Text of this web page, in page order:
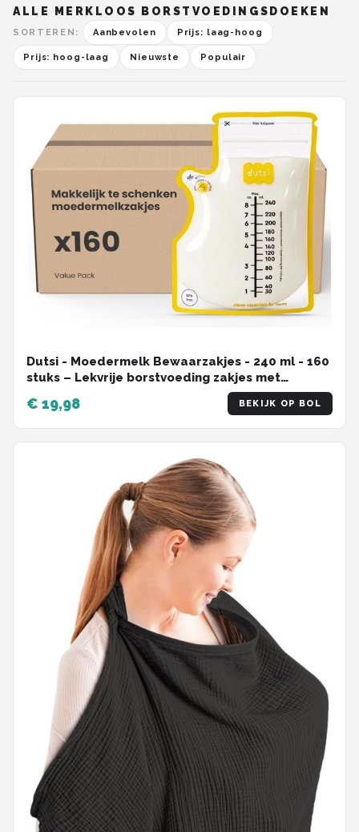
ALLE MERKLOOS BORSTVOEDINGSDOEKEN
SORTEREN: Aanbevolen Prijs: laag-hoog
Prijs: hoog-laag Nieuwste Populair
Dutsi - Moedermelk Bewaarzakjes - 240 ml - 160
stuks – Lekvrije borstvoeding zakjes met
dubbele sluiting – BPA-vrij en steriel – Groot
schrijfvlak en handige schenktuit - Recyclebaar
€ 19,98 BEKIJK OP BOL